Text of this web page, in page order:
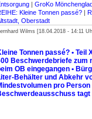
| GroKo
Kleine Tonnen passé? |
Oberstadt
Wilms [18.04.2018 - 14:11
Tonnen passé? • Teil
Beschwerde­briefe zum
OB eingegangen •
Behälter und Abkehr
pro Person
tagt